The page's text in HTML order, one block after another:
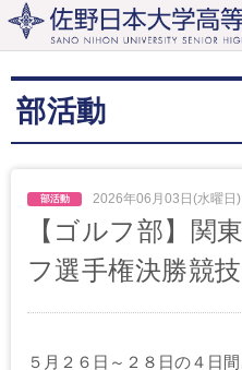
部活動
2026年06月03日(水曜日)
【ゴルフ部】関
フ選手権決勝競
５月２６日～２８日の４日